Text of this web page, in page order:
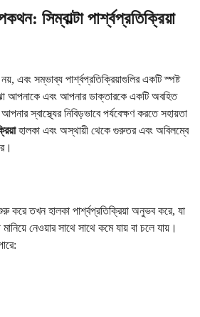
সিম্বাল্টা পার্শ্বপ্রতিক্রিয়া
এবং সম্ভাব্য পার্শ্বপ্রতিক্রিয়াগুলির একটি স্পষ্ট
আপনাকে এবং আপনার ডাক্তারকে একটি অবহিত
স্বাস্থ্যের নিবিড়ভাবে পর্যবেক্ষণ করতে সহায়তা
হালকা এবং অস্থায়ী থেকে গুরুতর এবং অবিলম্বে
করে তখন হালকা পার্শ্বপ্রতিক্রিয়া অনুভব করে, যা
নেওয়ার সাথে সাথে কমে যায় বা চলে যায়।